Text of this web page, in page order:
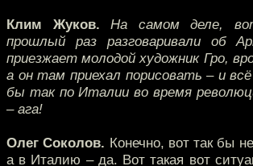
Клим Жуков. На самом деле,
прошлый раз разговаривали об
приезжает молодой художник Гро,
а он там приехал порисовать – и
бы так по Италии во время
– ага!
Олег Соколов. Конечно, вот так бы
а в Италию – да. Вот такая вот